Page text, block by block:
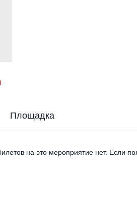
Площадка
на это мероприятие нет. Если